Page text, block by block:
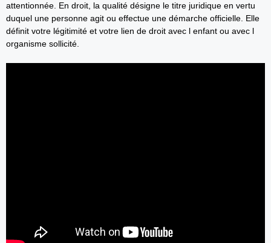
attentionnée. En droit, la qualité désigne le titre juridique en vertu
duquel une personne agit ou effectue une démarche officielle. Elle
définit votre légitimité et votre lien de droit avec l enfant ou avec l
organisme sollicité.